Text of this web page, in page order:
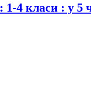
1-4 класи : у